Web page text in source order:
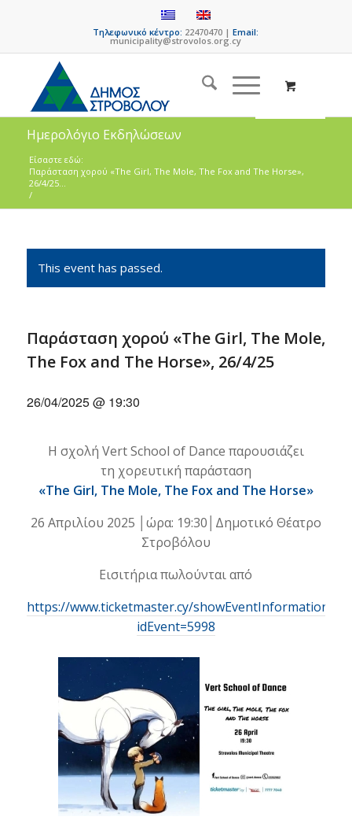
Τηλεφωνικό κέντρο: 22470470 |Email:
municipality@strovolos.org.cy
Ημερολόγιο Εκδηλώσεων
Είσαστε εδώ:
Παράσταση χορού «The Girl, The Mole, The Fox and The Horse»,
26/4/25...
/
This event has passed.
Παράσταση χορού «The Girl, The Mole,
The Fox and The Horse», 26/4/25
26/04/2025 @ 19:30
Η σχολή Vert School of Dance παρουσιάζει
τη χορευτική παράσταση
«The Girl, The Mole, The Fox and The Horse»
26 Απριλίου 2025 │ώρα: 19:30│Δημοτικό Θέατρο
Στροβόλου
Εισιτήρια πωλούνται από
https://www.ticketmaster.cy/
idEvent=5998